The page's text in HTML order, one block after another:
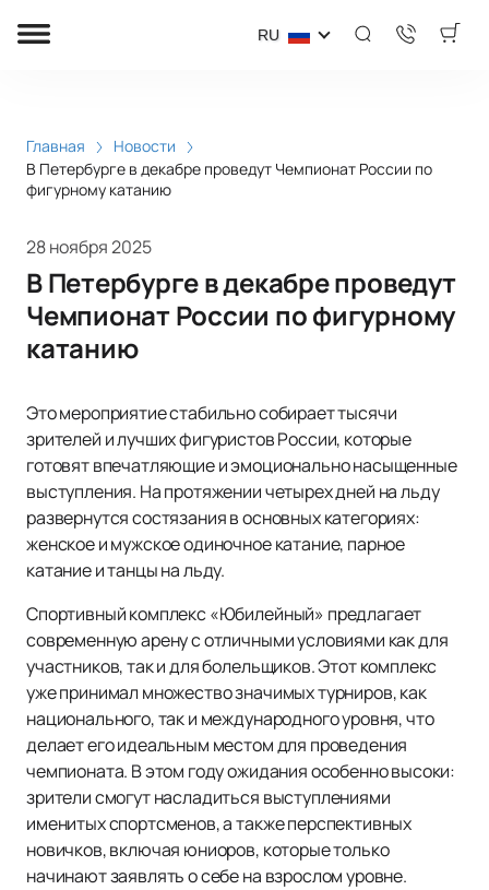
RU
Главная
Новости
В Петербурге в декабре проведут Чемпионат России по
фигурному катанию
28 ноября 2025
В Петербурге в декабре проведут
Чемпионат России по фигурному
катанию
Это мероприятие стабильно собирает тысячи
зрителей и лучших фигуристов России, которые
готовят впечатляющие и эмоционально насыщенные
выступления. На протяжении четырех дней на льду
развернутся состязания в основных категориях:
женское и мужское одиночное катание, парное
катание и танцы на льду.
Спортивный комплекс «Юбилейный» предлагает
современную арену с отличными условиями как для
участников, так и для болельщиков. Этот комплекс
уже принимал множество значимых турниров, как
национального, так и международного уровня, что
делает его идеальным местом для проведения
чемпионата. В этом году ожидания особенно высоки:
зрители смогут насладиться выступлениями
именитых спортсменов, а также перспективных
новичков, включая юниоров, которые только
начинают заявлять о себе на взрослом уровне.